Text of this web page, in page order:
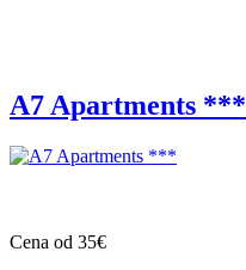
A7 Apartments ***
Cena od 35€